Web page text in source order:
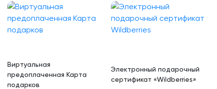
Виртуальная
предоплаченная Карта
подарков
Электронный подарочный
сертификат «Wildberries»